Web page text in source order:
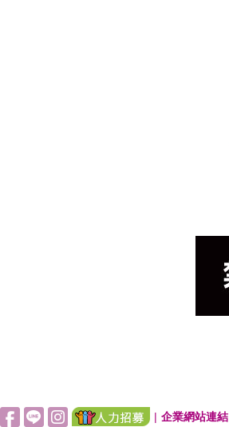
| 企業網站連結